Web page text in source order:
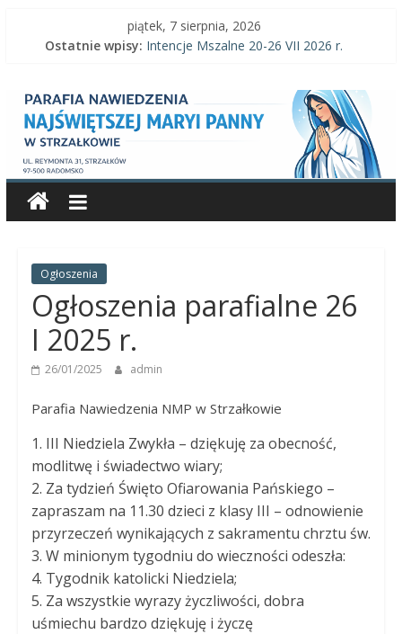
piątek, 7 sierpnia, 2026
Ostatnie wpisy: Intencje Mszalne 20-26 VII 2026 r.
Intencje Mszalne 27 VII-2 VIII 2026 r.
Ogłoszenia parafialne 26 VII 2026 r.
Parafia
Nawiedzenia
Najświętszej
Panny
Parafia
Nawiedzenia
Najświętszej
Panny
Strzałkowie
Ogłoszenia
Ogłoszenia parafialne 26
I 2025 r.
26/01/2025 admin
Parafia Nawiedzenia NMP w Strzałkowie
1. III Niedziela Zwykła – dziękuję za obecność,
modlitwę i świadectwo wiary;
2. Za tydzień Święto Ofiarowania Pańskiego –
zapraszam na 11.30 dzieci z klasy III – odnowienie
przyrzeczeń wynikających z sakramentu chrztu św.
3. W minionym tygodniu do wieczności odeszła:
4. Tygodnik katolicki Niedziela;
5. Za wszystkie wyrazy życzliwości, dobra
uśmiechu bardzo dziękuję i życzę